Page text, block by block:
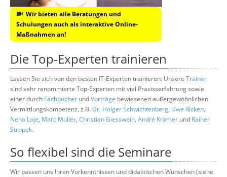
Wir bieten alle Beratungen und
Schulungen auch als interaktive Online-
Maßnahmen an!
Die Top-Experten trainieren
Lassen Sie sich von den besten IT-Experten trainieren: Unsere Trainer
sind sehr renommierte Top-Experten mit viel Praxixserfahrung sowie
einer durch Fachbücher undVorträge bewiesenen außergewöhnlichen
Vermittlungskompetenz, z.B. Dr. Holger Schwichtenberg, Uwe Ricken,
Neno Loje, Marc Müller, Christian Giesswein, André Krämer und Rainer
Stropek.
So flexibel sind die Seminare
Wir passen uns Ihren Vorkenntnissen und didaktischen Wünschen (siehe